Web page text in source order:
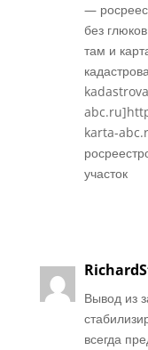
—
без
там и
karta-
участок
Вывод из
всегда